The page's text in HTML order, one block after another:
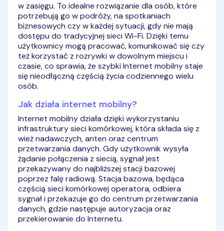
w zasięgu. To idealne rozwiązanie dla osób, które
potrzebują go w podróży, na spotkaniach
biznesowych czy w każdej sytuacji, gdy nie mają
dostępu do tradycyjnej sieci Wi-Fi. Dzięki temu
użytkownicy mogą pracować, komunikować się czy
też korzystać z rozrywki w dowolnym miejscu i
czasie, co sprawia, że szybki Internet mobilny staje
się nieodłączną częścią życia codziennego wielu
osób.
Jak działa internet mobilny?
Internet mobilny działa dzięki wykorzystaniu
infrastruktury sieci komórkowej, która składa się z
wież nadawczych, anten oraz centrum
przetwarzania danych. Gdy użytkownik wysyła
żądanie połączenia z siecią, sygnał jest
przekazywany do najbliższej stacji bazowej
poprzez falę radiową. Stacja bazowa, będąca
częścią sieci komórkowej operatora, odbiera
sygnał i przekazuje go do centrum przetwarzania
danych, gdzie następuje autoryzacja oraz
przekierowanie do Internetu.